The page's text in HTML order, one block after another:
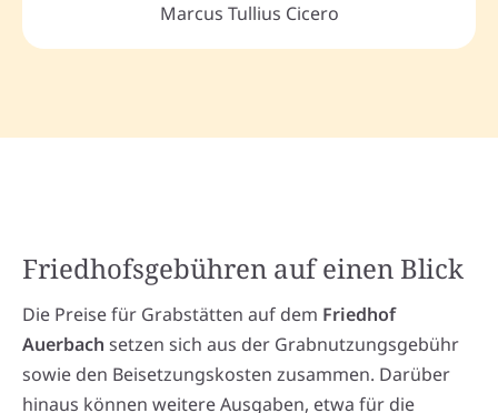
Marcus Tullius Cicero
Friedhofsgebühren auf einen Blick
Die Preise für Grabstätten auf dem Friedhof
Auerbach setzen sich aus der Grabnutzungsgebühr
sowie den Beisetzungskosten zusammen. Darüber
hinaus können weitere Ausgaben, etwa für die